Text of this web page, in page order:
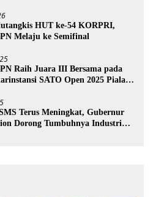
HUT ke-54 KORPRI,
Melaju ke Semifinal
Raih Juara III Bersama pada
SATO Open 2025 Piala
Terus Meningkat, Gubernur
Dorong Tumbuhnya Industri